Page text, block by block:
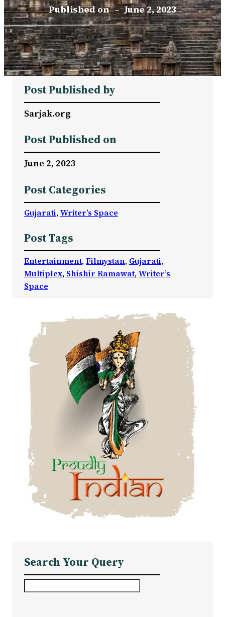
Published on – June 2, 2023
Post Published by
Sarjak.org
Post Published on
June 2, 2023
Post Categories
Gujarati, Writer’s Space
Post Tags
Entertainment, Filmystan, Gujarati
Multiplex, Shishir Ramawat, Writer’s
Space
Search Your Query